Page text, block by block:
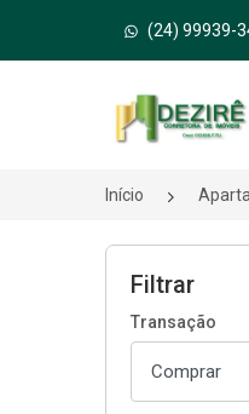
(24) 99939-
Página inicial
Início
Filtrar
Transação